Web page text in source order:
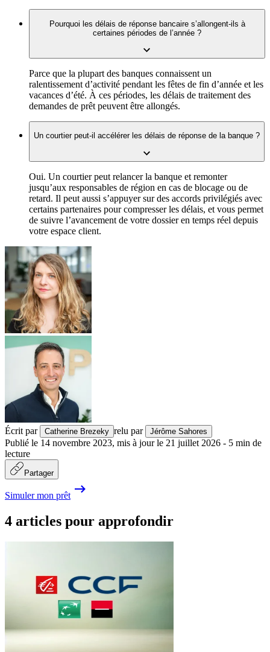
Pourquoi les délais de réponse bancaire s’allongent-ils à
certaines périodes de l’année ?
Parce que la plupart des banques connaissent un
ralentissement d’activité pendant les fêtes de fin d’année et les
vacances d’été. À ces périodes, les délais de traitement des
demandes de prêt peuvent être allongés.
Un courtier peut-il accélérer les délais de réponse de la banque ?
Oui. Un courtier peut relancer la banque et remonter
jusqu’aux responsables de région en cas de blocage ou de
retard. Il peut aussi s’appuyer sur des accords privilégiés avec
certains partenaires pour compresser les délais, et vous permet
de suivre l’avancement de votre dossier en temps réel depuis
votre espace client.
Écrit par Catherine Brezeky relu par Jérôme Sahores
Publié le 14 novembre 2023, mis à jour le 21 juillet 2026 - 5 min de
lecture
Partager
Simuler mon prêt
4 articles pour approfondir